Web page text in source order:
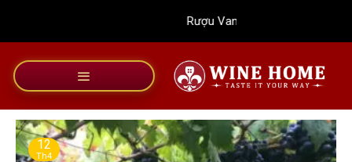
dung
Rượu Vang Wine Home
12
Th4